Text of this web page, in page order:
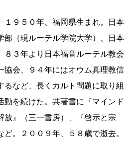
１９５０年、福岡県生まれ。日本
部（現ルーテル学院大学）、日本
８３年より日本福音ルーテル教会
協会、９４年にはオウム真理教信
るなど、長くカルト問題に取り組
動を続けた。共著書に『マインド
放』（三一書房）、『啓示と宗
。２００９年、５８歳で逝去。